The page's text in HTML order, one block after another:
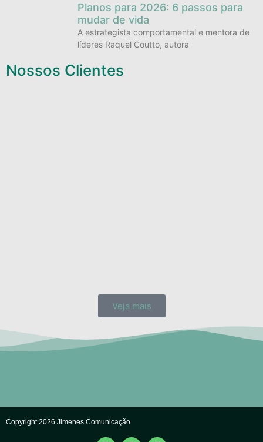
Planos para 2026: 6 passos para
mudar de vida
A estrategista comportamental e mentora de
líderes Raquel Coutto, autora
Nossos Clientes
Veja mais
Copyright 2026 Jimenes Comunicação